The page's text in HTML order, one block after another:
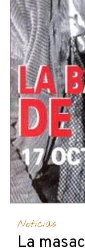
Noticias
La